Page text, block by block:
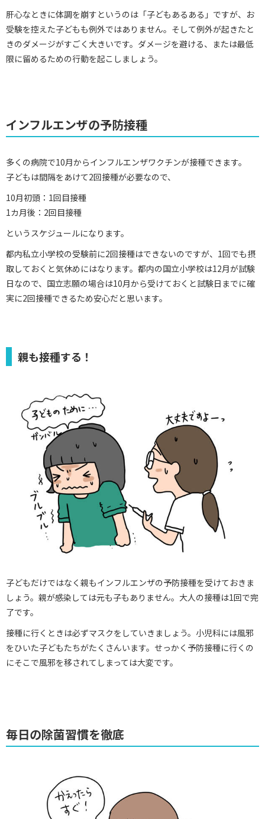
肝心なときに体調を崩すというのは「子どもあるある」ですが、お
受験を控えた子どもも例外ではありません。そして例外が起きたと
きのダメージがすごく大きいです。ダメージを避ける、または最低
限に留めるための行動を起こしましょう。
インフルエンザの予防接種
多くの病院で10月からインフルエンザワクチンが接種できます。
子どもは間隔をあけて2回接種が必要なので、
10月初頭：1回目接種
1カ月後：2回目接種
というスケジュールになります。
都内私立小学校の受験前に2回接種はできないのですが、1回でも摂
取しておくと気休めにはなります。都内の国立小学校は12月が試験
日なので、国立志願の場合は10月から受けておくと試験日までに確
実に2回接種できるため安心だと思います。
親も接種する！
子どもだけではなく親もインフルエンザの予防接種を受けておきま
しょう。親が感染しては元も子もありません。大人の接種は1回で完
了です。
接種に行くときは必ずマスクをしていきましょう。小児科には風邪
をひいた子どもたちがたくさんいます。せっかく予防接種に行くの
にそこで風邪を移されてしまっては大変です。
毎日の除菌習慣を徹底